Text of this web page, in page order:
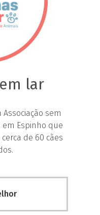
lar
sem
Espinho que
de 60 cães